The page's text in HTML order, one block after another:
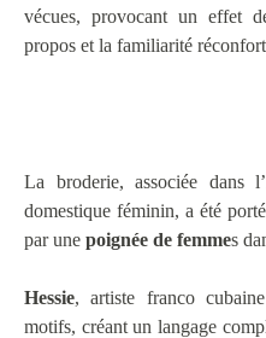
vécues, provocant un effet
propos et la familiarité
La broderie, associée dans
domestique féminin, a été
par une poignée de femmes
Hessie, artiste franco
motifs, créant un langage